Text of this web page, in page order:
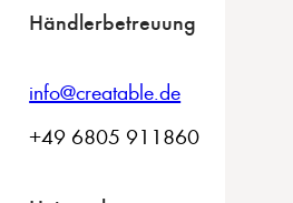
Händlerbetreuung
info@creatable.de
+49 6805 911860